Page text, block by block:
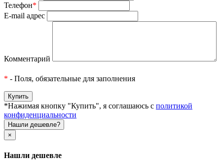
Телефон*
E-mail адрес
Комментарий
* - Поля, обязательные для заполнения
*Нажимая кнопку "Купить", я соглашаюсь с политикой
конфиденциальности
Нашли дешевле?
×
Нашли дешевле